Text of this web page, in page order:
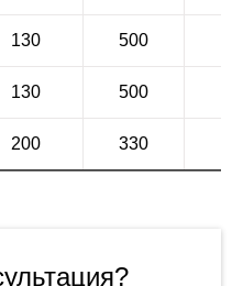
130 500
130 500
200 330